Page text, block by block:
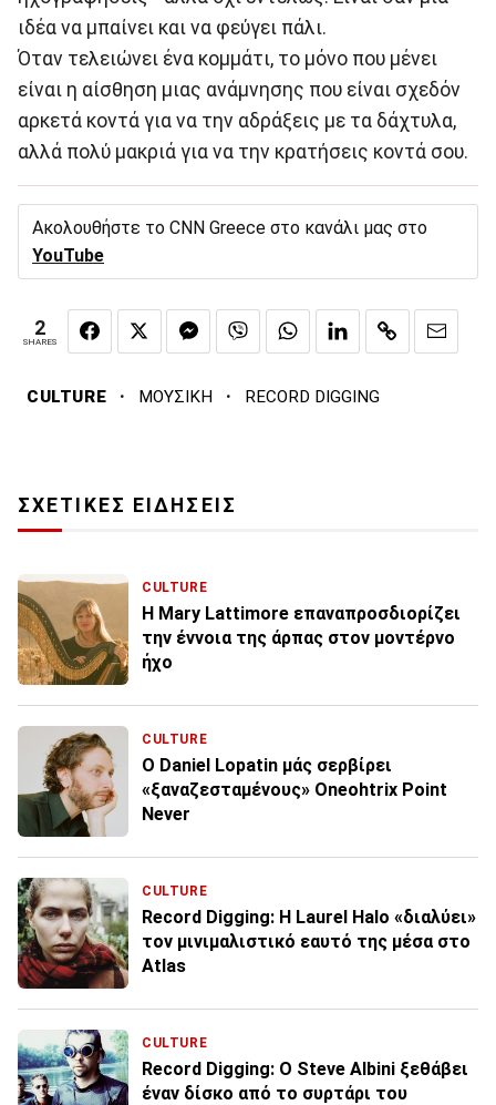
ιδέα να μπαίνει και να φεύγει πάλι.
Όταν τελειώνει ένα κομμάτι, το μόνο που μένει
είναι η αίσθηση μιας ανάμνησης που είναι σχεδόν
αρκετά κοντά για να την αδράξεις με τα δάχτυλα,
αλλά πολύ μακριά για να την κρατήσεις κοντά σου.
Ακολουθήστε το CNN Greece στο κανάλι μας στο
YouTube
2
SHARES
CULTURE · ΜΟΥΣΙΚΗ · RECORD DIGGING
ΣΧΕΤΙΚΕΣ ΕΙΔΗΣΕΙΣ
CULTURE
H Mary Lattimore επαναπροσδιορίζει
την έννοια της άρπας στον μοντέρνο
ήχο
CULTURE
O Daniel Lopatin μάς σερβίρει
«ξαναζεσταμένους» Oneohtrix Point
Never
CULTURE
Record Digging: Η Laurel Halo «διαλύει»
τον μινιμαλιστικό εαυτό της μέσα στο
Atlas
CULTURE
Record Digging: O Steve Albini ξεθάβει
έναν δίσκο από το συρτάρι του